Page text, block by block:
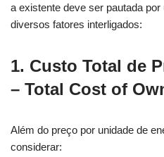
a existente deve ser pautada
diversos fatores interligados:
1. Custo Total de
– Total Cost of
Além do preço por unidade de
considerar: